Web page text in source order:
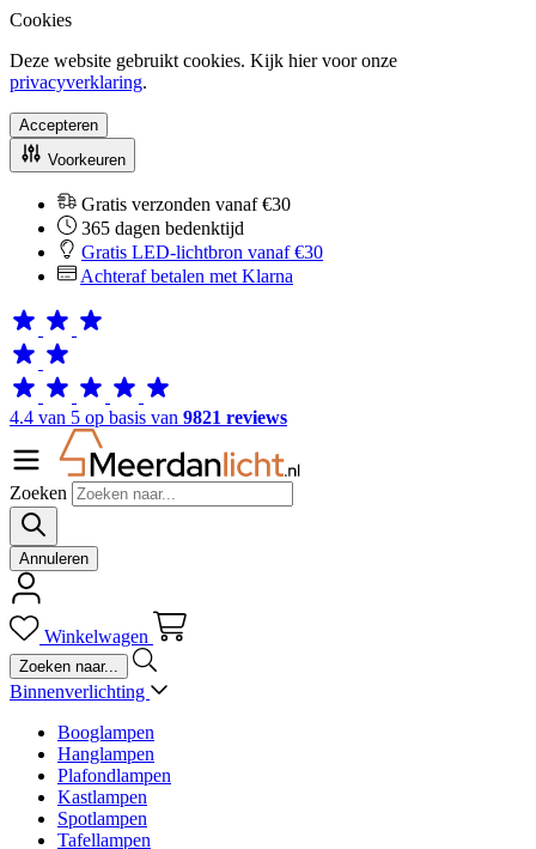
Cookies
Deze website gebruikt cookies. Kijk hier voor onze
privacyverklaring.
Accepteren
Voorkeuren
Gratis verzonden vanaf €30
365 dagen bedenktijd
Gratis LED-lichtbron vanaf €30
Achteraf betalen met Klarna
4.4 van 5 op basis van 9821 reviews
Zoeken
Annuleren
Winkelwagen
Binnenverlichting
Booglampen
Hanglampen
Plafondlampen
Kastlampen
Spotlampen
Tafellampen